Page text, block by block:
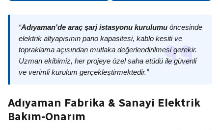
“Adıyaman'de araç şarj istasyonu kurulumu öncesinde
elektrik altyapısının pano kapasitesi, kablo kesiti ve
topraklama açısından mutlaka değerlendirilmesi gerekir.
Uzman ekibimiz, her projeye özel saha etüdü ile güvenli
ve verimli kurulum gerçekleştirmektedir.”
Adıyaman Fabrika & Sanayi Elektrik
Bakım-Onarım